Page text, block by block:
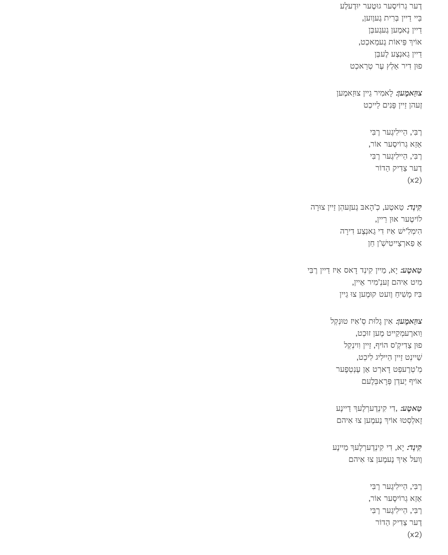
דֶער גְרוֹיסֶער גוּטֶער יוּדֶעלֶע
,בַּיי דַיין בְּרִית גֶעוֶוען
דַיין נָאמֶען גֶעגֶעבְּן
,אוֹיךְ פֵּיאוֹת גֶעמַאכְט
דַיין גַאנְצֶע לֶעבְּן
פוּן דִיר אַלְץ עֶר טְרַאכְט
צוּזַאמֶען: לָאמִיר גֵיין צוּזַאמֶען
זֶעהן זַיין פָּנִים לַייכְט
רֶבִּי, הֵיילִיגֶער רֶבִּי
,אַזַא גְרוֹיסֶער אוֹר
רֶבִּי, הֵיילִיגֶער רֶבִּי
דֶער צַדִיק הַדוֹר
(x2)
קִינְד: טַאטֶע, כְ’הָאבּ גֶעזֶעהְן זַיין צוּרָה
,לוֹיטֶער אוּן רֵיין
הִימְלִ’ישׁ אִיז דִי גַאנְצֶע דִירָה
אַ פַארְצַייטִישְׁ’ן חֵן
טַאטֶע: יָא, מַיין קִינְד דָאס אִיז דַיין רֶבִּי
,מִיט אִיהם זֶענְ’מִיר אֵיין
בִּיז מָשִׁיחַ וֶועט קוּמֶען צוּ גֵיין
צוּזַאמֶען: אִין גָלוּת סְ’אִיז טוּנְקְל
,וַוארֶעמְקַייט מֶען זוּכְט
פוּן צַדִיקְ’ס הוֹיף, זַיין וִוינְקְל
,שַׁיינְט זַיין הֵיילִיג לִיכְט
מְ’טְרֶעפְט דָארְט אַן עֶנְטְפֶער
אוֹיף יֶעדְן פְּרָאבְּלֶעם
טַאטֶע: ,דִי קִינְדֶערְלֶעךְ דַיינֶע
זָאלְסְטוּ אוֹיךְ נֶעמֶען צוּ אִיהם
קִינְד: יָא, דִי קִינְדֶערְלֶעךְ מַיינֶע
וֶועל אִיךְ נֶעמֶען צוּ אִיהם
רֶבִּי, הֵיילִיגֶער רֶבִּי
,אַזַא גְרוֹיסֶער אוֹר
רֶבִּי, הֵיילִיגֶער רֶבִּי
דֶער צַדִיק הַדוֹר
(x2)